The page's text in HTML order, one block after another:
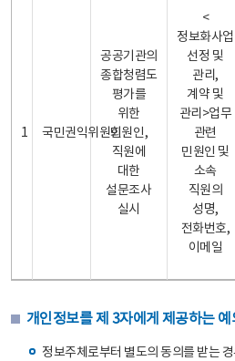
1 국민권익위원회
공공기관의
종합청렴도
평가를
위한
민원인,
직원에
대한
설문조사
실시
<
정보화사업
선정 및
관리,
계약 및
관리>업무
관련
민원인 및
소속
직원의
성명,
전화번호,
이메일
개인정보를 제 3자에게 제공하는
정보주체로부터 별도의 동의를 받는